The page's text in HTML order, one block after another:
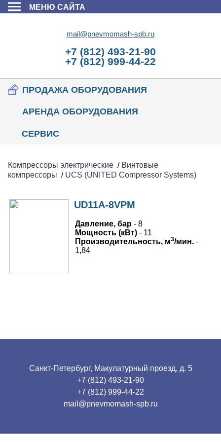
МЕНЮ САЙТА
mail@pnevmomash-spb.ru
+7 (812) 493-21-90
+7 (812) 999-44-22
ПРОДАЖА ОБОРУДОВАНИЯ
АРЕНДА ОБОРУДОВАНИЯ
СЕРВИС
Компрессоры электрические / Винтовые
компрессоры / UCS (UNITED Compressor Systems)
UD11A-8VPM
Давление, бар - 8
Мощность (кВт) - 11
Производительность, м3/мин. -
1,84
Санкт-Петербург, Макулатурный проезд, д. 5
+7 (812) 493-21-90
+7 (812) 999-44-22
mail@pnevmomash-spb.ru